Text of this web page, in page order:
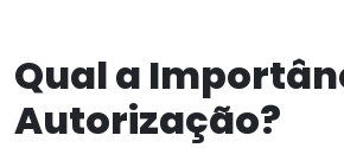
Qual a
Autorização?